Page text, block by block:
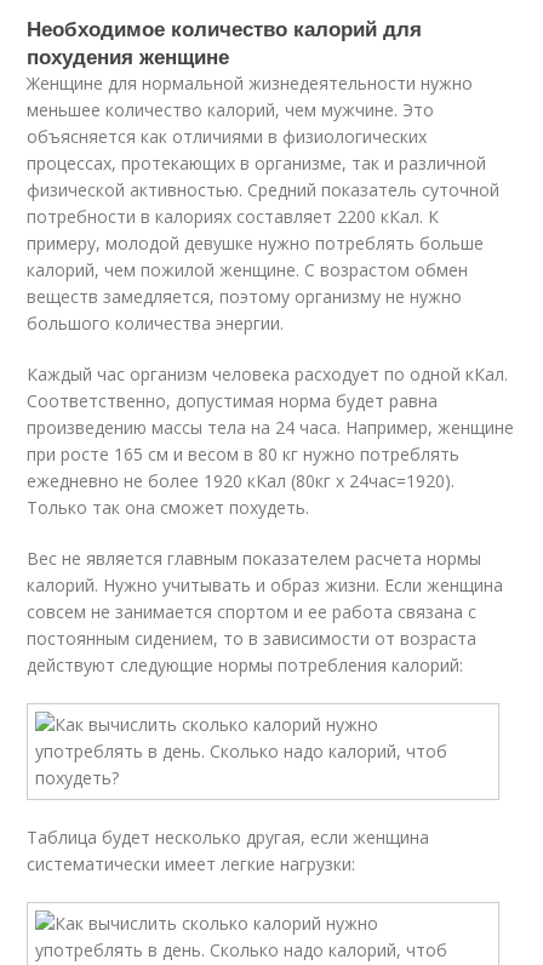
Необходимое количество калорий для
похудения женщине
Женщине для нормальной жизнедеятельности нужно
меньшее количество калорий, чем мужчине. Это
объясняется как отличиями в физиологических
процессах, протекающих в организме, так и различной
физической активностью. Средний показатель суточной
потребности в калориях составляет 2200 кКал. К
примеру, молодой девушке нужно потреблять больше
калорий, чем пожилой женщине. С возрастом обмен
веществ замедляется, поэтому организму не нужно
большого количества энергии.
Каждый час организм человека расходует по одной кКал.
Соответственно, допустимая норма будет равна
произведению массы тела на 24 часа. Например, женщине
при росте 165 см и весом в 80 кг нужно потреблять
ежедневно не более 1920 кКал (80кг х 24час=1920).
Только так она сможет похудеть.
Вес не является главным показателем расчета нормы
калорий. Нужно учитывать и образ жизни. Если женщина
совсем не занимается спортом и ее работа связана с
постоянным сидением, то в зависимости от возраста
действуют следующие нормы потребления калорий:
Таблица будет несколько другая, если женщина
систематически имеет легкие нагрузки: